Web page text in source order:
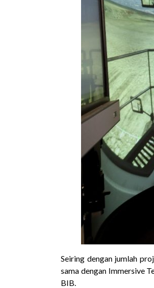
Seiring dengan jumlah
sama dengan Immersive
BIB.